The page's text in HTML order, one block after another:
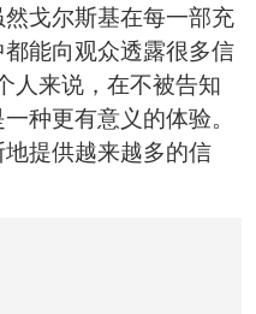
戈尔斯基在每一部充
能向观众透露很多信
人来说，在不被告知
种更有意义的体验。
提供越来越多的信